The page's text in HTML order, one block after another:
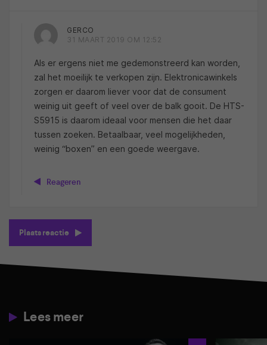
GERCO
31 MAART 2019 OM 12:52
Als er ergens niet me gedemonstreerd kan worden,
zal het moeilijk te verkopen zijn. Elektronicawinkels
zorgen er daarom liever voor dat de consument
weinig uit geeft of veel over de balk gooit. De HTS-
S5915 is daarom ideaal voor mensen die het daar
tussen zoeken. Betaalbaar, veel mogelijkheden,
weinig “boxen” en een goede weergave.
Reageren
Plaats reactie
Lees meer